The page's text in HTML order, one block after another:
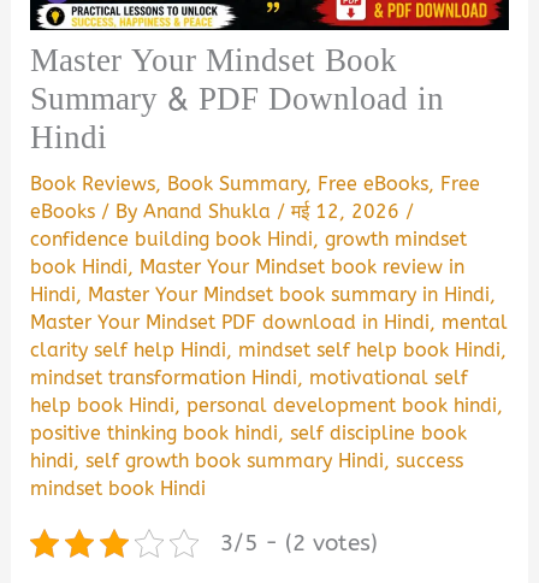
Master Your Mindset Book
Summary & PDF Download in
Hindi
Book Reviews, Book Summary, Free eBooks, Free
eBooks / ByAnand Shukla /मई 12, 2026 /
confidence building book Hindi,growth mindset
book Hindi, Master Your Mindset book review in
Hindi, Master Your Mindset book summary in Hindi,
Master Your Mindset PDF download in Hindi, mental
clarity self help Hindi, mindset self help book Hindi,
mindset transformation Hindi, motivational self
help book Hindi,personal development book hindi,
positive thinking book hindi,self discipline book
hindi,self growth book summary Hindi,success
mindset book Hindi
3/5 - (2 votes)